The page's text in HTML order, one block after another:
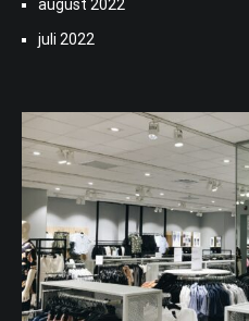
august 2022
juli 2022